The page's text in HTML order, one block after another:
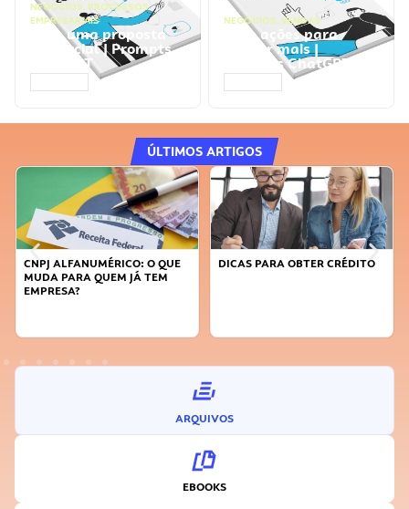
NEGÓCIOS, PROCESSOS
EMPRESARIAIS
Faça uma proposta
comercial | Prompts
ChatGPT
NEGÓCIOS, VENDAS
Faça ações para
vender mais |
Prompts ChatGPT
ÚLTIMOS ARTIGOS
DICAS PARA OBTER CRÉDITO
FAÇA A DIFERENÇA: SEJA
ARQUIVOS
EBOOKS